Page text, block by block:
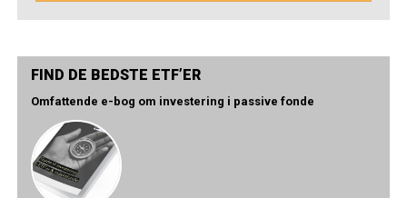
FIND DE BEDSTE ETF’ER
Omfattende e-bog om investering i passive fonde